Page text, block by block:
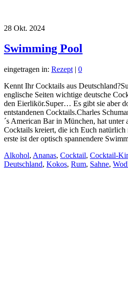
28 Okt. 2024
Swimming Pool
eingetragen in: Rezept | 0
Kennt Ihr Cocktails aus
englische Seiten wichtige deutsche
den Eierlikör.Super… Es gibt sie aber
entstandenen Cocktails.Charles
´s American Bar in München, hat unter
Cocktails kreiert, die ich Euch
erste ist der optisch spannendere
Alkohol, Ananas, Cocktail, Cocktail-
Deutschland, Kokos, Rum, Sahne,